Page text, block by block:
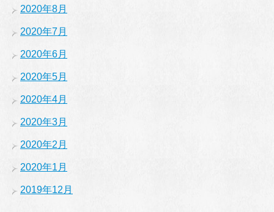
2020年8月
2020年7月
2020年6月
2020年5月
2020年4月
2020年3月
2020年2月
2020年1月
2019年12月